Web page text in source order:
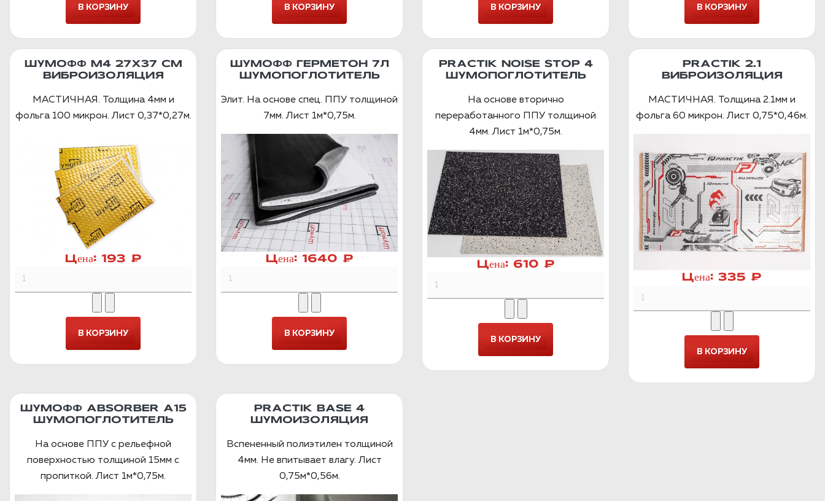
ШУМОФФ М4 27Х37 СМ
ВИБРОИЗОЛЯЦИЯ
МАСТИЧНАЯ. Толщина 4мм и
фольга 100 микрон. Лист 0,37*0,27м.
Цена: 193 ₽
ШУМОФФ ГЕРМЕТОН 7Л
ШУМОПОГЛОТИТЕЛЬ
Элит. На основе спец. ППУ толщиной
7мм. Лист 1м*0,75м.
Цена: 1640 ₽
PRACTIK NOISE STOP 4
ШУМОПОГЛОТИТЕЛЬ
На основе вторично
переработанного ППУ толщиной
4мм. Лист 1м*0,75м.
Цена: 610 ₽
PRACTIK 2.1
ВИБРОИЗОЛЯЦИЯ
МАСТИЧНАЯ. Толщина 2.1мм и
фольга 60 микрон. Лист 0,75*0,46м.
Цена: 335 ₽
ШУМОФФ ABSORBER А15
ШУМОПОГЛОТИТЕЛЬ
На основе ППУ с рельефной
поверхностью толщиной 15мм с
пропиткой. Лист 1м*0,75м.
PRACTIK BASE 4
ШУМОИЗОЛЯЦИЯ
Вспененный полиэтилен толщиной
4мм. Не впитывает влагу. Лист
0,75м*0,56м.